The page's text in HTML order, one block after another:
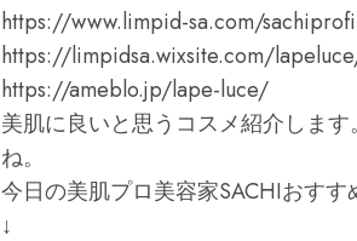
https://www.limpid-sa.com/
https://limpidsa.wixsite.com/
https://ameblo.jp/lape-luce/
美肌に良いと思うコスメ紹介しま
ね。
今日の美肌プロ美容家SACHIおす
↓